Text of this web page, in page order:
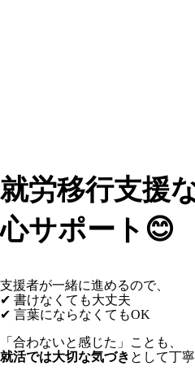
就労移行支援
心サポート😊
支援者が一緒に進めるので、
✔ 書けなくても大丈夫
✔ 言葉にならなくてもOK
「合わないと感じた」ことも、
就活では大切な気づき として丁